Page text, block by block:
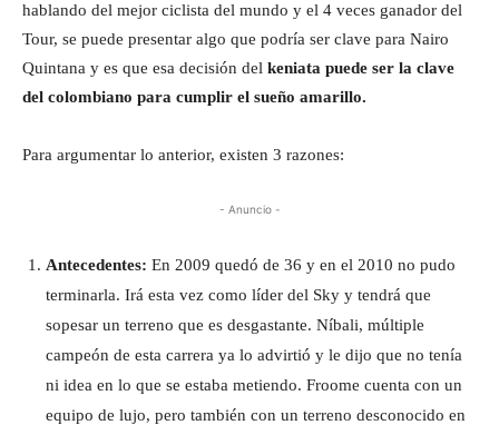
hablando del mejor ciclista del mundo y el 4 veces ganador del
Tour, se puede presentar algo que podría ser clave para Nairo
Quintana y es que esa decisión del keniata puede ser la clave
del colombiano para cumplir el sueño amarillo.
Para argumentar lo anterior, existen 3 razones:
- Anuncio -
Antecedentes: En 2009 quedó de 36 y en el 2010 no pudo
terminarla. Irá esta vez como líder del Sky y tendrá que
sopesar un terreno que es desgastante. Níbali, múltiple
campeón de esta carrera ya lo advirtió y le dijo que no tenía
ni idea en lo que se estaba metiendo. Froome cuenta con un
equipo de lujo, pero también con un terreno desconocido en